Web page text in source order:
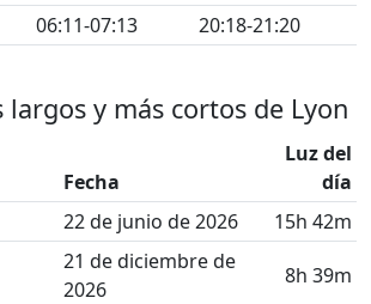
06:11-07:13 20:18-21:20
largos y más cortos de Lyon
Fecha
Luz del
día
22 de junio de 2026 15h 42m
21 de diciembre de
2026
8h 39m